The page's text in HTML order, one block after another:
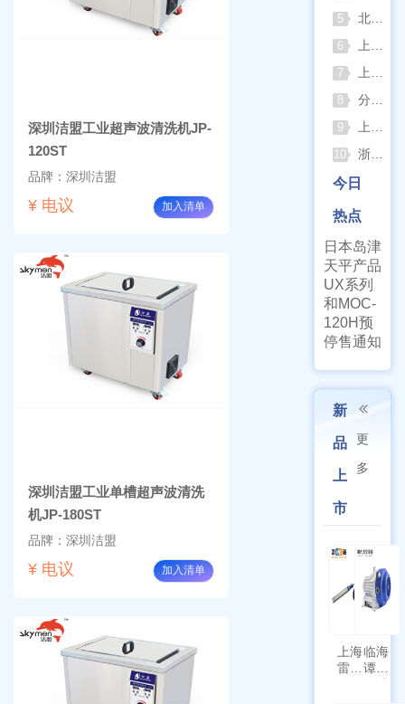
深圳洁盟工业超声波清洗机JP-
120ST
品牌：深圳洁盟
¥ 电议 加入清单
深圳洁盟工业单槽超声波清洗
机JP-180ST
品牌：深圳洁盟
¥ 电议 加入清单
5 北京六一电泳仪完整选型指南（分电泳槽 + 电源两大模块，按实验场景直接匹配）
6 上海仪电吸光光度法和荧光分析法的异同
7 上海佑科GC-7860系列网络化气相色谱仪
8 分清生物安全柜与洁净工作台 苏州安泰科普两类设备差异
9 上海申安灭菌器外排、内排与干燥功能全解析
10 浙江孚夏：打造合规可靠的实验室洁净装备
今日
热点
日本岛津
天平产品
UX系列
和MOC-
120H预
停售通知
新
品
上
市
更
多
上海
雷磁
临海
谭氏
干式